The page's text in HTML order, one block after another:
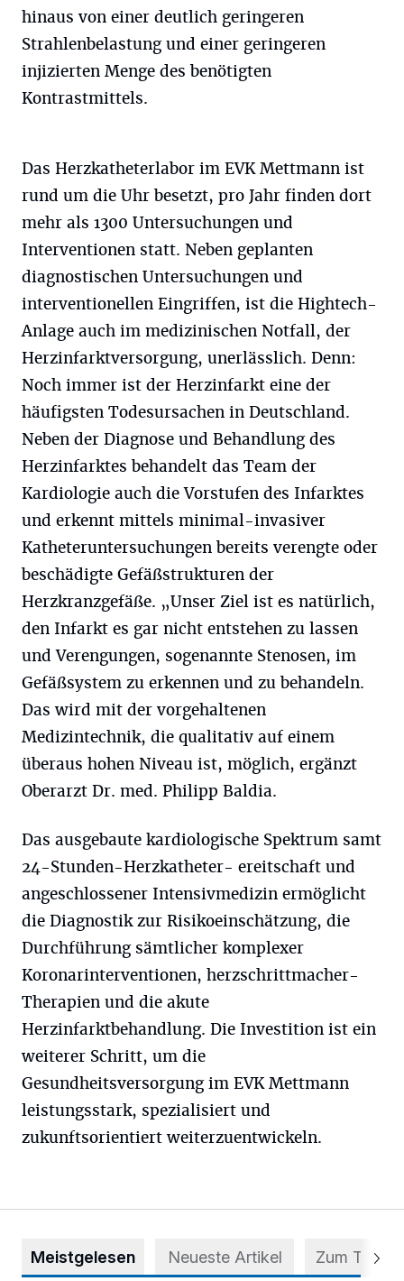
hinaus von einer deutlich geringeren
Strahlenbelastung und einer geringeren
injizierten Menge des benötigten
Kontrastmittels.
Das Herzkatheterlabor im EVK Mettmann ist
rund um die Uhr besetzt, pro Jahr finden dort
mehr als 1300 Untersuchungen und
Interventionen statt. Neben geplanten
diagnostischen Untersuchungen und
interventionellen Eingriffen, ist die Hightech-
Anlage auch im medizinischen Notfall, der
Herzinfarktversorgung, unerlässlich. Denn:
Noch immer ist der Herzinfarkt eine der
häufigsten Todesursachen in Deutschland.
Neben der Diagnose und Behandlung des
Herzinfarktes behandelt das Team der
Kardiologie auch die Vorstufen des Infarktes
und erkennt mittels minimal-invasiver
Katheteruntersuchungen bereits verengte oder
beschädigte Gefäßstrukturen der
Herzkranzgefäße. „Unser Ziel ist es natürlich,
den Infarkt es gar nicht entstehen zu lassen
und Verengungen, sogenannte Stenosen, im
Gefäßsystem zu erkennen und zu behandeln.
Das wird mit der vorgehaltenen
Medizintechnik, die qualitativ auf einem
überaus hohen Niveau ist, möglich, ergänzt
Oberarzt Dr. med. Philipp Baldia.
Das ausgebaute kardiologische Spektrum samt
24-Stunden-Herzkatheter- ereitschaft und
angeschlossener Intensivmedizin ermöglicht
die Diagnostik zur Risikoeinschätzung, die
Durchführung sämtlicher komplexer
Koronarinterventionen, herzschrittmacher-
Therapien und die akute
Herzinfarktbehandlung. Die Investition ist ein
weiterer Schritt, um die
Gesundheitsversorgung im EVK Mettmann
leistungsstark, spezialisiert und
zukunftsorientiert weiterzuentwickeln.
Meistgelesen Neueste Artikel Zum Thema